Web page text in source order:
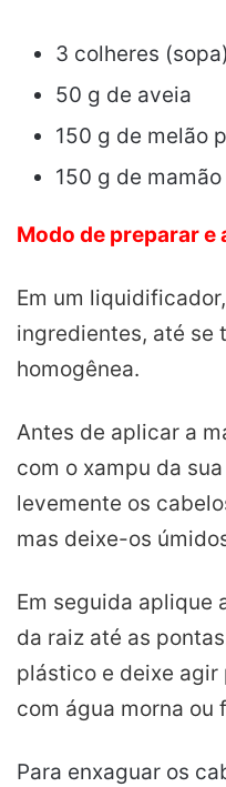
3 colheres
50 g de aveia
150 g de melão
150 g de
Modo de preparar e
Em um
ingredientes, até se
homogênea.
Antes de aplicar a
com o xampu da
levemente os
mas deixe-os
Em seguida aplique
da raiz até as
plástico e deixe agir
com água morna ou
Para enxaguar os